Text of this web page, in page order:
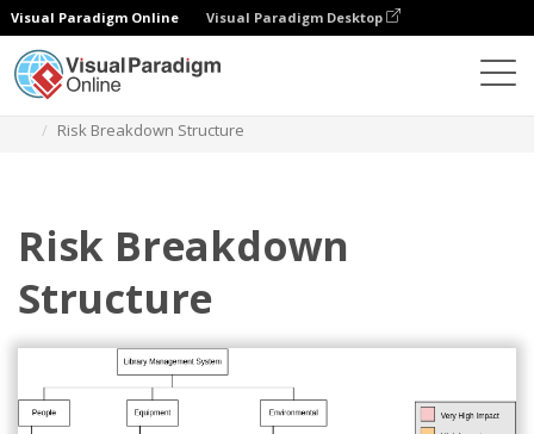
Visual Paradigm Online Visual Paradigm Desktop
Risk Breakdown Structure
Risk Breakdown
Structure